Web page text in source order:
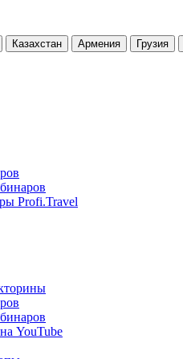
Казахстан Армения Грузия
Profi.Travel
YouTube